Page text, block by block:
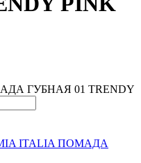
ГУБНАЯ 01 TRENDY
ITALIA ПОМАДА